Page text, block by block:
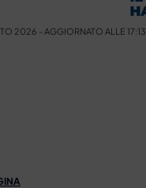
2026 - AGGIORNATO ALLE 17:13